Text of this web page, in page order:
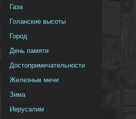
Газа
Голанские высоты
Город
День памяти
Достопримечательности
Железные мечи
Зима
Иерусалим